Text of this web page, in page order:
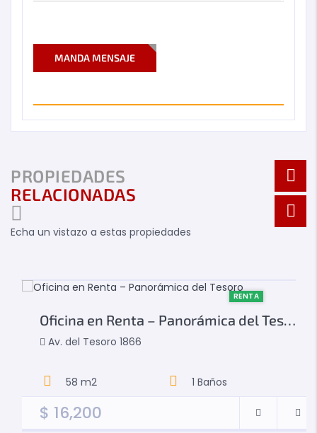
MANDA MENSAJE
PROPIEDADES
RELACIONADAS
Echa un vistazo a estas propiedades
RENTA
Oficina en Renta – Panorámica del Tesoro
Av. del Tesoro 1866
58 m2 1 Baños
$ 16,200